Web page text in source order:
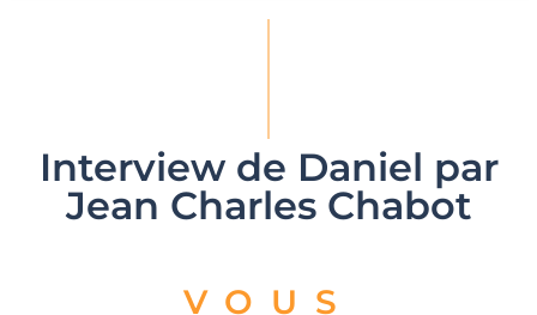
Interview de Daniel par
Jean Charles Chabot
VOUS